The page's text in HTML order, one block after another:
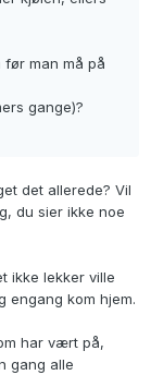
før man må på
gange)?
det allerede? Vil
du sier ikke noe
ikke lekker ville
engang kom hjem.
har vært på,
gang alle